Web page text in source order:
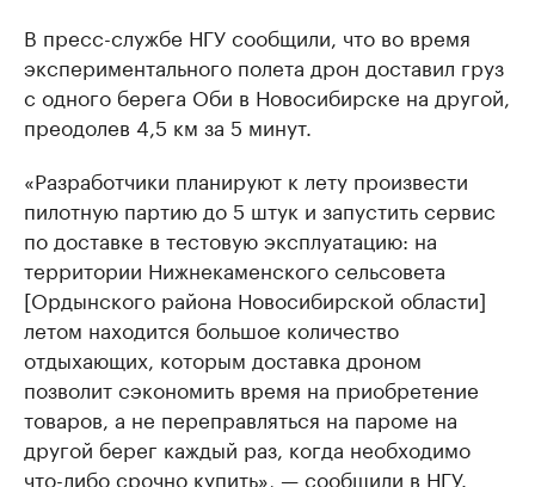
В пресс-службе НГУ сообщили, что во время
экспериментального полета дрон доставил груз
с одного берега Оби в Новосибирске на другой,
преодолев 4,5 км за 5 минут.
«Разработчики планируют к лету произвести
пилотную партию до 5 штук и запустить сервис
по доставке в тестовую эксплуатацию: на
территории Нижнекаменского сельсовета
[Ордынского района Новосибирской области]
летом находится большое количество
отдыхающих, которым доставка дроном
позволит сэкономить время на приобретение
товаров, а не переправляться на пароме на
другой берег каждый раз, когда необходимо
что-либо срочно купить», — сообщили в НГУ.